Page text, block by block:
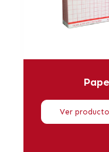
Ver producto